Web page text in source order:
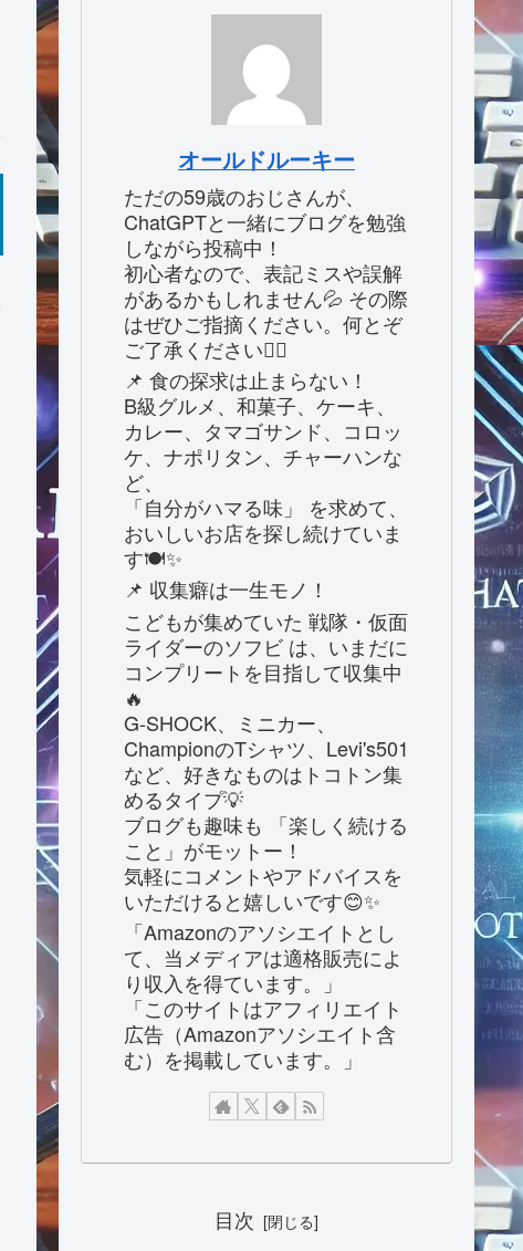
オールドルーキー
ただの59歳のおじさんが、
ChatGPTと一緒にブログを勉強
しながら投稿中！
初心者なので、表記ミスや誤解
があるかもしれません💦 その際
はぜひご指摘ください。何とぞ
ご了承ください🙇‍♂️
📌 食の探求は止まらない！
B級グルメ、和菓子、ケーキ、
カレー、タマゴサンド、コロッ
ケ、ナポリタン、チャーハンな
ど、
「自分がハマる味」 を求めて、
おいしいお店を探し続けていま
す🍽️✨
📌 収集癖は一生モノ！
こどもが集めていた 戦隊・仮面
ライダーのソフビ は、いまだに
コンプリートを目指して収集中
🔥
G-SHOCK、ミニカー、
ChampionのTシャツ、Levi's501
など、好きなものはトコトン集
めるタイプ💡
ブログも趣味も 「楽しく続ける
こと」がモットー！
気軽にコメントやアドバイスを
いただけると嬉しいです😊✨
「Amazonのアソシエイトとし
て、当メディアは適格販売によ
り収入を得ています。」
「このサイトはアフィリエイト
広告（Amazonアソシエイト含
む）を掲載しています。」
目次